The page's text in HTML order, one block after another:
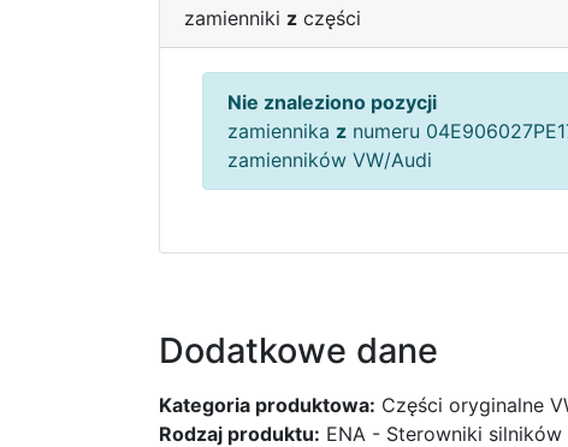
zamienniki z części
Nie znaleziono pozycji
zamiennika z numeru
zamienników VW/Audi
Dodatkowe dane
Kategoria produktowa: Części oryginalne
Rodzaj produktu: ENA - Sterowniki silników